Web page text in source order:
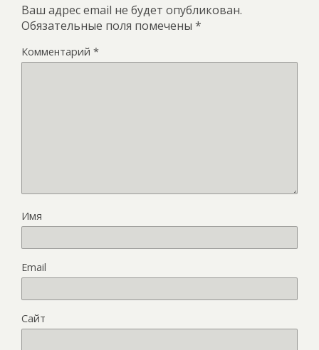
Ваш адрес email не будет опубликован.
Обязательные поля помечены *
Комментарий *
Имя
Email
Сайт